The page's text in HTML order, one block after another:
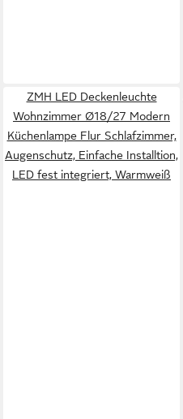
ZMH LED Deckenleuchte
Wohnzimmer Ø18/27 Modern
Küchenlampe Flur Schlafzimmer,
Augenschutz, Einfache Installtion,
LED fest integriert, Warmweiß